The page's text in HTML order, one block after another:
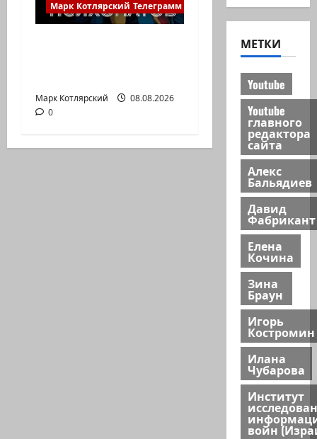
Марк Котлярский Телеграмм Канал
Марк Котлярский
08.08.2026
0
МЕТКИ
Youtube
Youtube
главного
редактора
сайта
Алекс
Бальядиев
Давид
Фабрикант
Елена
Кочина
Зина
Браун
Игорь
Костромин
Илана
Чубарова
Институт
войн